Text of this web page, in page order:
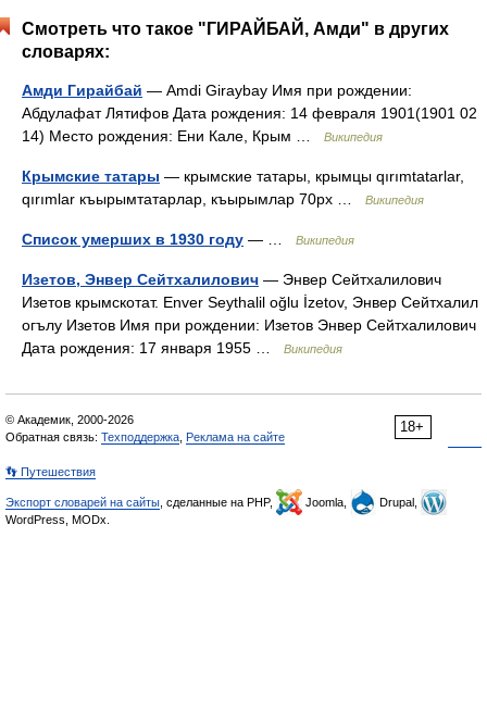
Смотреть что такое "ГИРАЙБАЙ, Амди" в других
словарях:
Амди Гирайбай — Amdi Giraybay Имя при рождении:
Абдулафат Лятифов Дата рождения: 14 февраля 1901(1901 02
14) Место рождения: Ени Кале, Крым …
Википедия
Крымские татары — крымские татары, крымцы qırımtatarlar,
qırımlar къырымтатарлар, къырымлар 70px …
Википедия
Список умерших в 1930 году — … Википедия
Изетов, Энвер Сейтхалилович — Энвер Сейтхалилович
Изетов крымскотат. Enver Seythalil oğlu İzetov, Энвер Сейтхалил
огълу Изетов Имя при рождении: Изетов Энвер Сейтхалилович
Дата рождения: 17 января 1955 …
Википедия
18+
© Академик, 2000-2026
Обратная связь: Техподдержка Реклама на сайте
👣 Путешествия
Экспорт словарей на сайты , сделанные на PHP, Joomla,
Drupal,
WordPress, MODx.